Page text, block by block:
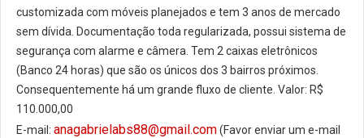
customizada com móveis planejados e tem 3 anos de mercado
sem dívida. Documentação toda regularizada, possui sistema de
segurança com alarme e câmera. Tem 2 caixas eletrônicos
(Banco 24 horas) que são os únicos dos 3 bairros próximos.
Consequentemente há um grande fluxo de cliente. Valor: R$
110.000,00
E-mail: anagabrielabs88@gmail.com(Favor enviar um e-mail